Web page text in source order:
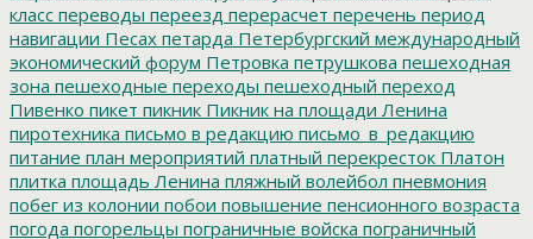
класс переводы переезд перерасчет перечень период
навигации Песах петарда Петербургский международный
экономический форум Петровка петрушкова пешеходная
зона пешеходные переходы пешеходный переход
Пивенко пикет пикник Пикник на площади Ленина
пиротехника письмо в редакцию письмо_в_редакцию
питание план мероприятий платный перекресток Платон
плитка площадь Ленина пляжный волейбол пневмония
побег из колонии побои повышение пенсионного возраста
погода погорельцы пограничные войска пограничный